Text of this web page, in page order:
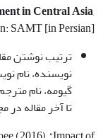
in Central Asia,
SAMT [in Persian].
ترتیب نوشتن
نویسنده، نام
گیومه، نام
تا آخر مقاله در